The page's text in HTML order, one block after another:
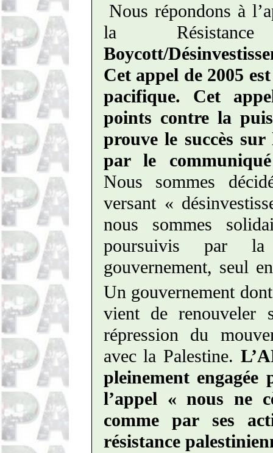
Nous répondons à
la
Boycott/
Cet appel de 2005
pacifique. Cet
points contre la
prouve le succès
par le
Nous sommes
versant «
nous sommes
poursuivis par la
gouvernement, seul
Un gouvernement
vient de
répression du
avec la Palestine.
pleinement
l’appel « nous ne
comme par ses
résistance